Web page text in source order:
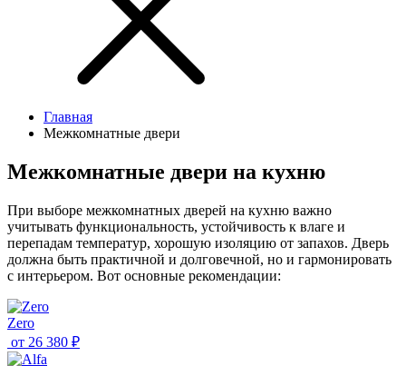
Главная
Межкомнатные двери
Межкомнатные двери на кухню
При выборе межкомнатных дверей на кухню важно
учитывать функциональность, устойчивость к влаге и
перепадам температур, хорошую изоляцию от запахов. Дверь
должна быть практичной и долговечной, но и гармонировать
с интерьером. Вот основные рекомендации:
Zero
от 26 380 ₽